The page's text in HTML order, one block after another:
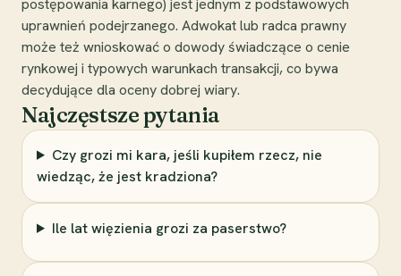
postępowania karnego) jest jednym z podstawowych
uprawnień podejrzanego. Adwokat lub radca prawny
może też wnioskować o dowody świadczące o cenie
rynkowej i typowych warunkach transakcji, co bywa
decydujące dla oceny dobrej wiary.
Najczęstsze pytania
Czy grozi mi kara, jeśli kupiłem rzecz, nie
wiedząc, że jest kradziona?
Ile lat więzienia grozi za paserstwo?